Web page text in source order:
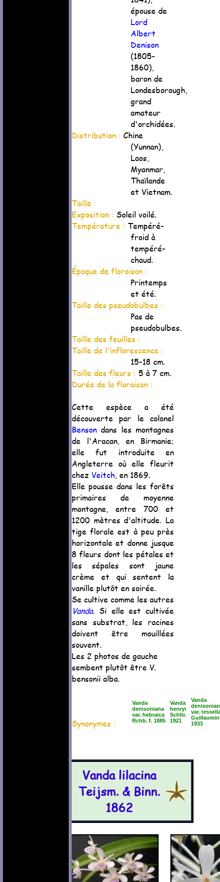
épouse de
Lord
Albert
Denison
(1805-
1860),
baron de
Londesborough,
grand
amateur
d'orchidées.
Distribution : Chine
(Yunnan),
Laos,
Myanmar,
Thaïlande
et Vietnam.
Taille :
Exposition : Soleil voilé.
Température : Tempéré-
froid à
tempéré-
chaud.
Époque de floraison :
Printemps
et été.
Taille des pseudobulbes :
Pas de
pseudobulbes.
Taille des feuilles :
Taille de l'inflorescence :
15-18 cm.
Taille des fleurs : 5 à 7 cm.
Durée de la floraison :
Cette espèce a été
découverte par le colonel
Benson dans les montagnes
de l'Aracan, en Birmanie;
elle fut introduite en
Angleterre où elle fleurit
chez Veitch, en 1869.
Elle pousse dans les forêts
primaires de moyenne
montagne, entre 700 et
1200 mètres d'altitude. La
tige florale est à peu près
horizontale et donne jusque
8 fleurs dont les pétales et
les sépales sont jaune
crème et qui sentent la
vanille plutôt en soirée.
Se cultive comme les autres
Vanda. Si elle est cultivée
sans substrat, les racines
doivent être mouillées
souvent.
Les 2 photos de gauche
sembent plutôt être V.
bensonii alba.
Synonymes :
Vanda
denisoniana
var. hebraica
Rchb. f. 1885
Vanda
henryi
Schltr.
1921
Vanda
var.
Guillaumin
1933
Vanda lilacina
Teijsm. & Binn.
1862